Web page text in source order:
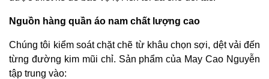
Nguồn hàng quần áo nam chất lượng cao
Chúng tôi kiểm soát chặt chẽ từ khâu chọn sợi, dệt vải đến
từng đường kim mũi chỉ. Sản phẩm của May Cao Nguyễn
tập trung vào: